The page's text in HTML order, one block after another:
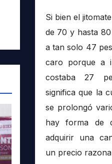
Si bien el
de 70 y hasta
a tan solo 47
caro porque a
costaba 27
significa que la
se prolongó
hay forma de
adquirir una
un precio